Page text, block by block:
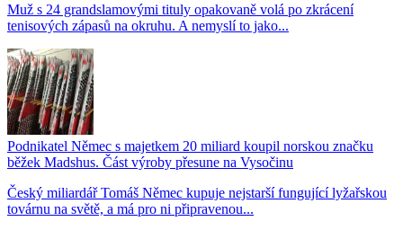
Muž s 24 grandslamovými tituly opakovaně volá po zkrácení
tenisových zápasů na okruhu. A nemyslí to jako...
Podnikatel Němec s majetkem 20 miliard koupil norskou značku
běžek Madshus. Část výroby přesune na Vysočinu
Český miliardář Tomáš Němec kupuje nejstarší fungující lyžařskou
továrnu na světě, a má pro ni připravenou...